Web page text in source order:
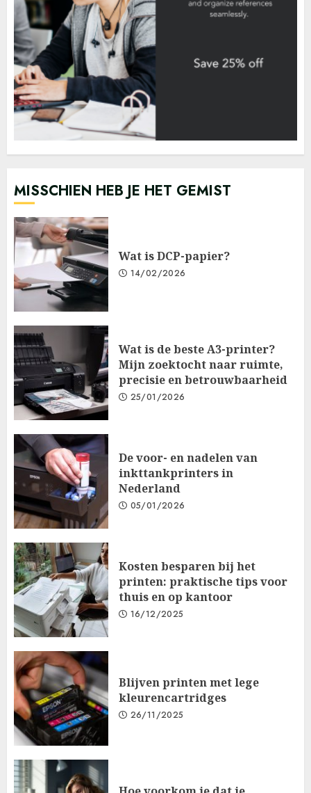
MISSCHIEN HEB JE HET GEMIST
Wat is DCP-papier?
14/02/2026
Wat is de beste A3-printer?
Mijn zoektocht naar ruimte,
precisie en betrouwbaarheid
25/01/2026
De voor- en nadelen van
inkttankprinters in
Nederland
05/01/2026
Kosten besparen bij het
printen: praktische tips voor
thuis en op kantoor
16/12/2025
Blijven printen met lege
kleurencartridges
26/11/2025